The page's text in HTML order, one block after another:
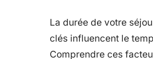
La durée de votre
clés influencent le
Comprendre ces